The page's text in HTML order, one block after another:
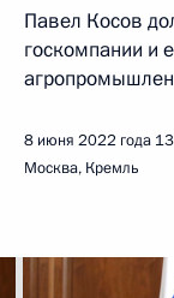
Павел Косов
госкомпании и
8 июня 2022 года
Москва, Кремль